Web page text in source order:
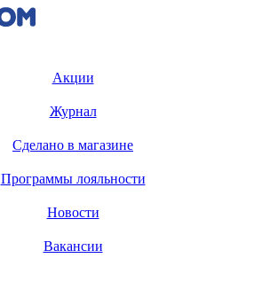
Акции
Журнал
Сделано в магазине
Программы лояльности
Новости
Вакансии